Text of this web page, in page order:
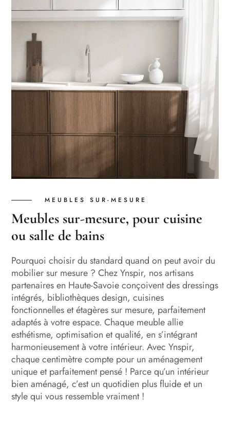
MEUBLES SUR-MESURE
Meubles sur-mesure, pour cuisine
ou salle de bains
Pourquoi choisir du standard quand on peut avoir du
mobilier sur mesure ? Chez Ynspir, nos artisans
partenaires en Haute-Savoie conçoivent des dressings
intégrés, bibliothèques design, cuisines
fonctionnelles et étagères sur mesure, parfaitement
adaptés à votre espace. Chaque meuble allie
esthétisme, optimisation et qualité, en s’intégrant
harmonieusement à votre intérieur. Avec Ynspir,
chaque centimètre compte pour un aménagement
unique et parfaitement pensé ! Parce qu’un intérieur
bien aménagé, c’est un quotidien plus fluide et un
style qui vous ressemble vraiment !